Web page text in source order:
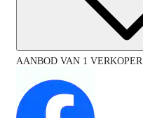
AANBOD VAN 1 VERKOPER